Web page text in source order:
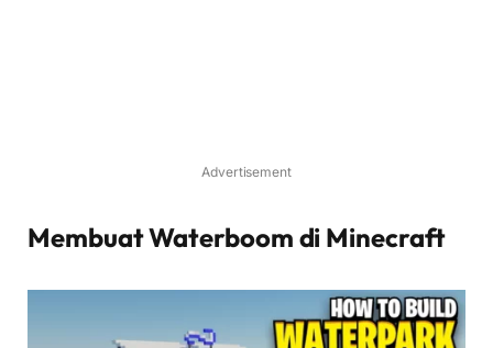
Advertisement
Membuat Waterboom di Minecraft